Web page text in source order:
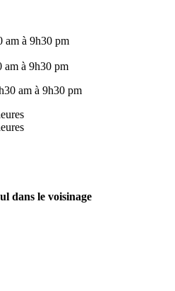
am à 9h30 pm
am à 9h30 pm
am à 9h30 pm
dans le voisinage